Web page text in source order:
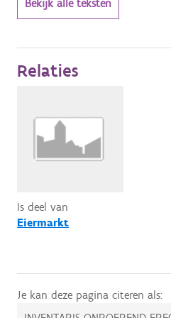
Bekijk alle teksten
Relaties
Is deel van
Eiermarkt
Je kan deze pagina citeren als: